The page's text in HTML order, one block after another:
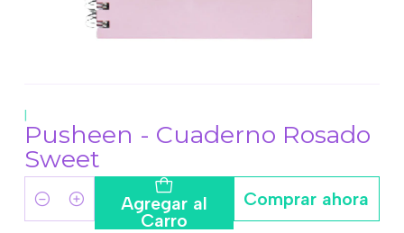
|
Pusheen - Cuaderno Rosado
Sweet
Cantidad Agregar al
Carro
Comprar ahora